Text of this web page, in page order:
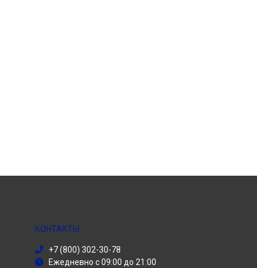
КОНТАКТЫ
+7 (800) 302-30-78
Ежедневно с 09:00 до 21:00